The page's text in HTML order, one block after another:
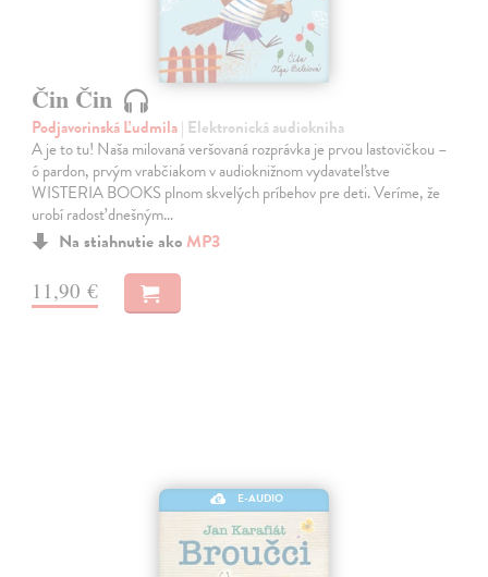
Čin Čin
Podjavorinská Ľudmila| Elektronická audiokniha
A je to tu! Naša milovaná veršovaná rozprávka je prvou lastovičkou –
ó pardon, prvým vrabčiakom v audioknižnom vydavateľstve
WISTERIA BOOKS plnom skvelých príbehov pre deti. Veríme, že
urobí radosť dnešným…
Na stiahnutie ako MP3
11,90 €
E-AUDIO